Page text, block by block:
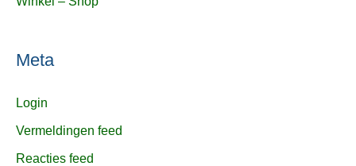
Meta
Login
Vermeldingen feed
Reacties feed